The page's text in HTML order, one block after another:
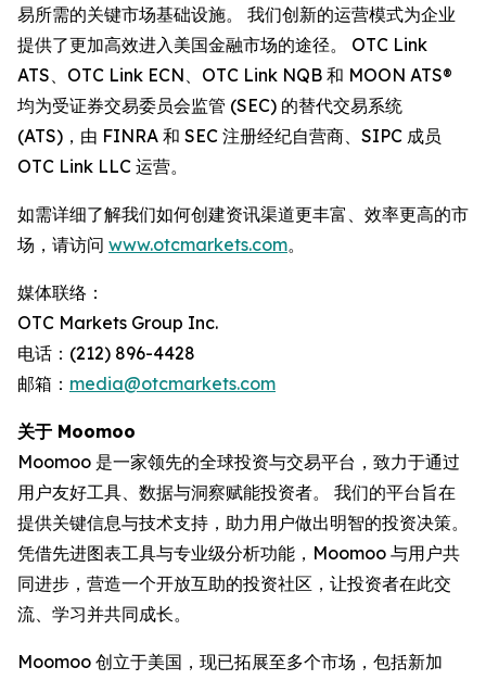
易所需的关键市场基础设施。 我们创新的运营模式为企业
提供了更加高效进入美国金融市场的途径。 OTC Link
ATS、OTC Link ECN、OTC Link NQB 和 MOON ATS®
均为受证券交易委员会监管 (SEC) 的替代交易系统
(ATS)，由 FINRA 和 SEC 注册经纪自营商、SIPC 成员
OTC Link LLC 运营。
如需详细了解我们如何创建资讯渠道更丰富、效率更高的市
场，请访问 www.otcmarkets.com。
媒体联络：
OTC Markets Group Inc.
电话：(212) 896-4428
邮箱： media@otcmarkets.com
关于 Moomoo
Moomoo 是一家领先的全球投资与交易平台，致力于通过
用户友好工具、数据与洞察赋能投资者。 我们的平台旨在
提供关键信息与技术支持，助力用户做出明智的投资决策。
凭借先进图表工具与专业级分析功能，Moomoo 与用户共
同进步，营造一个开放互助的投资社区，让投资者在此交
流、学习并共同成长。
Moomoo 创立于美国，现已拓展至多个市场，包括新加